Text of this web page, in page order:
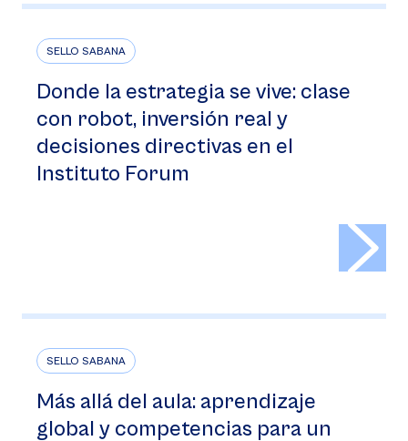
SELLO SABANA
Donde la estrategia se vive: clase
con robot, inversión real y
decisiones directivas en el
Instituto Forum
SELLO SABANA
Más allá del aula: aprendizaje
global y competencias para un